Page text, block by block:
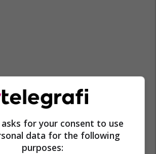
for your consent to use
data for the following
purposes: